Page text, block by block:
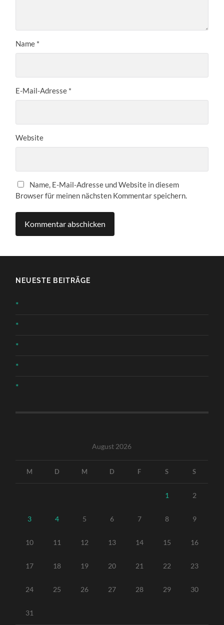
Name *
E-Mail-Adresse *
Website
Name, E-Mail-Adresse und Website in diesem
Browser für meinen nächsten Kommentar speichern.
NEUESTE BEITRÄGE
*
*
*
*
*
August 2026
M D M D F S S
1 2
3 4 5 6 7 8 9
10 11 12 13 14 15 16
17 18 19 20 21 22 23
24 25 26 27 28 29 30
31